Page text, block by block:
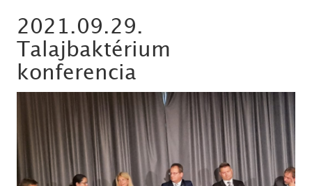
2021.09.29.
Talajbaktérium
konferencia